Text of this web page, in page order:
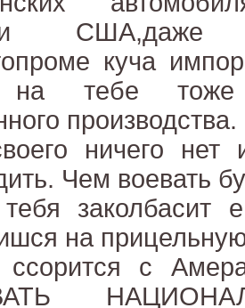
США,даже
куча
на тебе
производства.
ничего нет
Чем воевать
заколбасит
на
с